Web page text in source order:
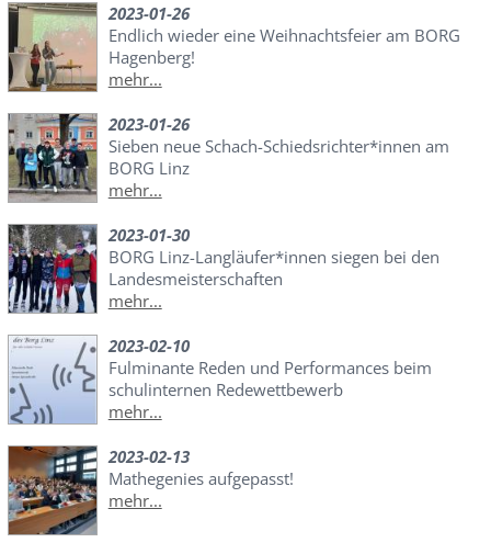
2023-01-26
Endlich wieder eine Weihnachtsfeier am BORG
Hagenberg!
mehr...
2023-01-26
Sieben neue Schach-Schiedsrichter*innen am
BORG Linz
mehr...
2023-01-30
BORG Linz-Langläufer*innen siegen bei den
Landesmeisterschaften
mehr...
2023-02-10
Fulminante Reden und Performances beim
schulinternen Redewettbewerb
mehr...
2023-02-13
Mathegenies aufgepasst!
mehr...